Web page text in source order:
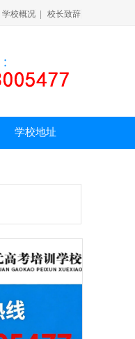
学校概况 校长致辞
学校地址